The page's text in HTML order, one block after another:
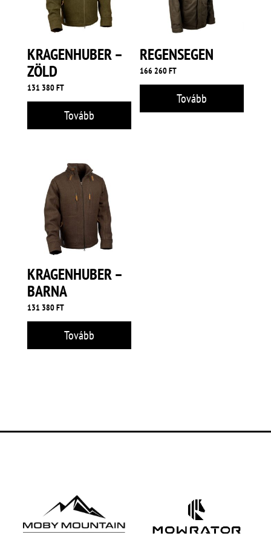
KRAGENHUBER –
ZÖLD
131 380FT
Tovább
REGENSEGEN
166 260FT
Tovább
KRAGENHUBER –
BARNA
131 380FT
Tovább